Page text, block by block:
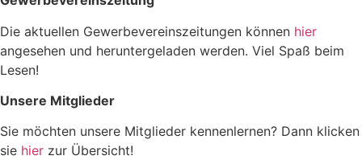
Die aktuellen Gewerbevereinszeitungen können hier
angesehen und heruntergeladen werden. Viel Spaß beim
Lesen!
Unsere Mitglieder
Sie möchten unsere Mitglieder kennenlernen? Dann klicken
sie hier zur Übersicht!